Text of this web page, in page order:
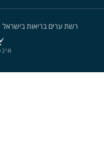
רשת ערים בריאות בישראל